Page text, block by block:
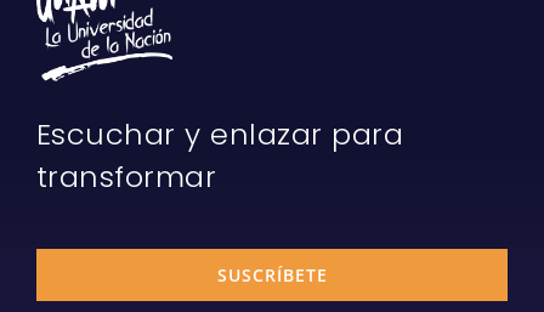
Escuchar y enlazar para
transformar
SUSCRÍBETE